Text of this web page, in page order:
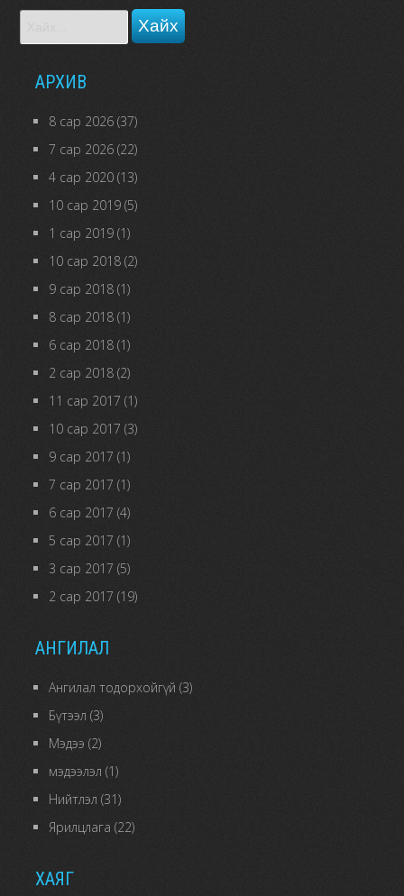
АРХИВ
8 сар 2026(37)
7 сар 2026(22)
4 сар 2020(13)
10 сар 2019(5)
1 сар 2019(1)
10 сар 2018(2)
9 сар 2018(1)
8 сар 2018(1)
6 сар 2018(1)
2 сар 2018(2)
11 сар 2017 (1)
10 сар 2017 (3)
9 сар 2017 (1)
7 сар 2017 (1)
6 сар 2017 (4)
5 сар 2017 (1)
3 сар 2017 (5)
2 сар 2017 (19)
АНГИЛАЛ
Ангилал тодорхойгүй (3)
Бүтээл (3)
Мэдээ (2)
мэдээлэл (1)
Нийтлэл (31)
Ярилцлага (22)
ХАЯГ